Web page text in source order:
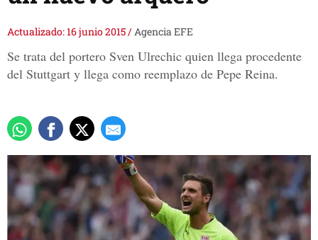
Actualizado: 16 junio 2015/Agencia EFE
Se trata del portero Sven Ulrechic quien llega procedente
del Stuttgart y llega como reemplazo de Pepe Reina.